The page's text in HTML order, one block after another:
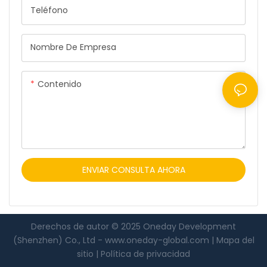
Teléfono
Nombre De Empresa
Contenido
ENVIAR CONSULTA AHORA
una hoja de cálculo de
Excel, simplificando así el
flujo de trabajo y el registro
de datos.
Derechos de autor © 2025 Oneday Development
(Shenzhen) Co., Ltd - www.oneday-global.com | Mapa del
sitio | Política de privacidad